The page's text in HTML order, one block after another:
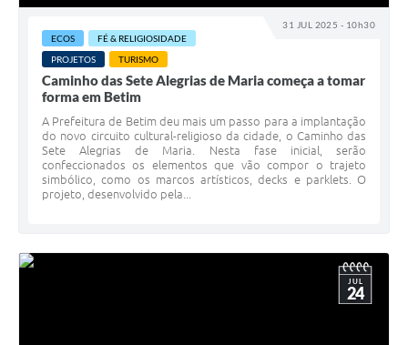
31 JUL 2025 - 10h30
ECOS
FÉ & RELIGIOSIDADE
PROJETOS
TURISMO
Caminho das Sete Alegrias de Maria começa a tomar
forma em Betim
A Prefeitura de Betim deu mais um passo para a implantação
do novo circuito cultural-religioso da cidade, o Caminho das
Sete Alegrias de Maria. Nesta fase inicial, serão
confeccionados os elementos que vão compor o trajeto
simbólico, como os marcos artísticos, decks e parklets. O
projeto, desenvolvido pela...
JUL
24